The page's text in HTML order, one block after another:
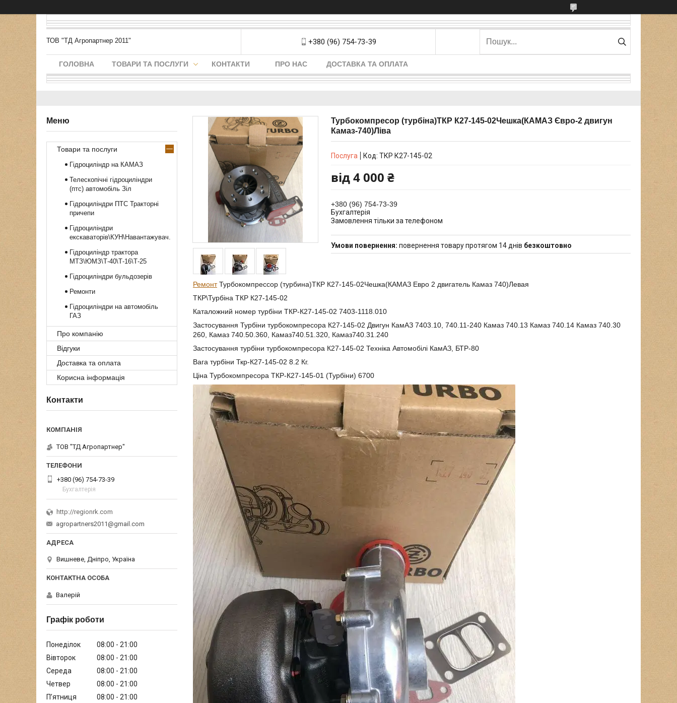
ТОВ "ТД Агропартнер 2011" +380 (96) 754-73-39
ГОЛОВНА ТОВАРИ ТА ПОСЛУГИ КОНТАКТИ ПРО НАС ДОСТАВКА ТА ОПЛАТА
Турбокомпресор (турбіна)ТКР К27-145-02Чешка(КАМАЗ Євро-2 двигун
Камаз-740)Ліва
Послуга Код: ТКР К27-145-02
від4 000 ₴
+380 (96) 754-73-39
Бухгалтерія
Замовлення тільки за телефоном
повернення товару протягом 14 днів безкоштовно
РемонтТурбокомпрессор (турбина)ТКР К27-145-02Чешка(КАМАЗ Евро 2 двигатель Камаз 740)Левая
ТКР\Турбіна ТКР К27-145-02
Каталожний номер турбіни ТКР-К27-145-02 7403-1118.010
Застосування Турбіни турбокомпресора К27-145-02 Двигун КамАЗ 7403.10, 740.11-240 Камаз 740.13 Камаз 740.14 Камаз 740.30
260, Камаз 740.50.360, Камаз740.51.320, Камаз740.31.240
Застосування турбіни турбокомпресора К27-145-02 Техніка Автомобілі КамАЗ, БТР-80
Вага турбіни Ткр-К27-145-02 8.2 Кг.
Ціна Турбокомпресора ТКР-К27-145-01 (Турбіни) 6700
Товари та послуги
Гідроциліндр на КАМАЗ
Телескопічні гідроциліндри
(птс) автомобіль Зіл
Гідроциліндри ПТС Тракторні
причепи
Гідроциліндри
екскаваторів\КУН\Навантажувач.
Гідроциліндр трактора
МТЗ\ЮМЗ\Т-40\Т-16\Т-25
Гідроциліндри бульдозерів
Ремонти
Гідроциліндри на автомобіль
ГАЗ
Про компанію
Відгуки
Доставка та оплата
Корисна інформація
Контакти
ТОВ "ТД Агропартнер"
+380 (96) 754-73-39
Бухгалтерія
http://regionrk.com
agropartners2011@gmail.com
Вишневе, Дніпро, Україна
Валерій
Графік роботи
Понеділок 08:00
21:00
Вівторок
08:00
21:00
Середа
08:00
21:00
Четвер
08:00
21:00
Пʼятниця
08:00
21:00